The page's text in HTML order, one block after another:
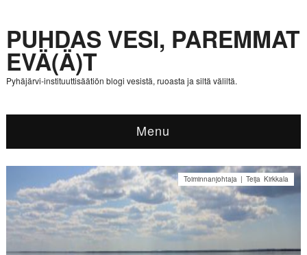
PUHDAS VESI, PAREMMAT
EVÄ(Ä)T
Pyhäjärvi-instituuttisäätiön blogi vesistä, ruoasta ja siltä väliltä.
Menu
Toiminnanjohtaja | Teija Kirkkala